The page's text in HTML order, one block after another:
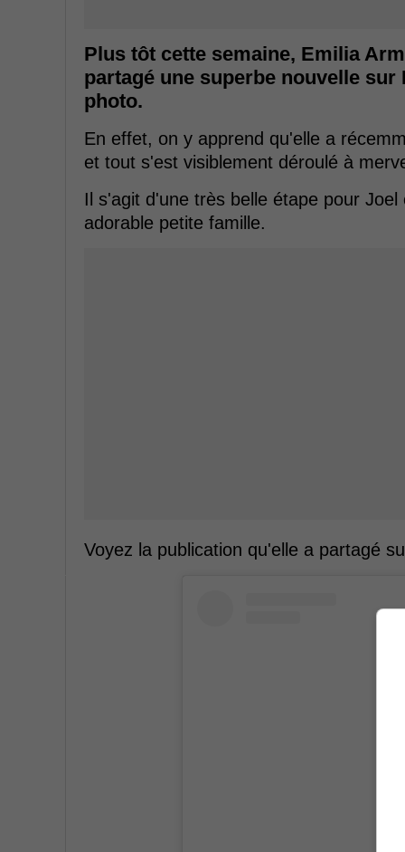
Plus tôt cette semaine, Emilia
partagé une superbe nouvelle
photo.
En effet, on y apprend qu'elle a
et tout s'est visiblement déroulé à
Il s'agit d'une très belle étape pour
adorable petite famille.
Voyez la publication qu'elle a partagé